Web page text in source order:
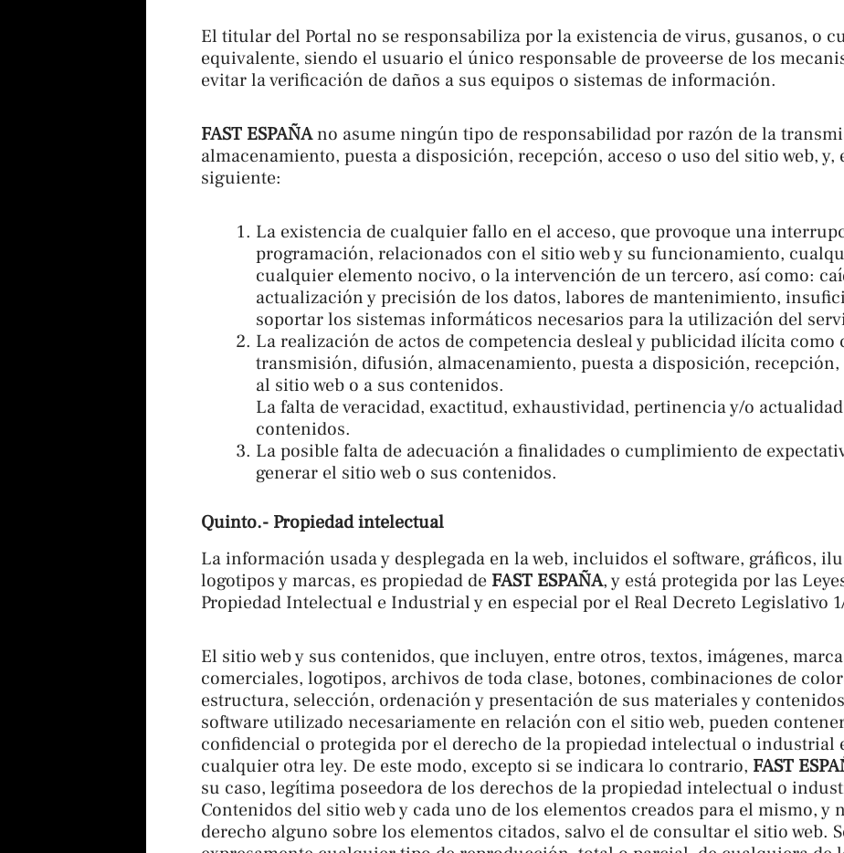
El titular del Portal no se responsabiliza por la existencia de virus, gusanos, o
equivalente, siendo el usuario el único responsable de proveerse de los
evitar la verificación de daños a sus equipos o sistemas de información.
FAST ESPAÑAno asume ningún tipo de responsabilidad por razón de la
almacenamiento, puesta a disposición, recepción, acceso o uso del sitio web,
siguiente:
La existencia de cualquier fallo en el acceso, que provoque una
programación, relacionados con el sitio web y su funcionamiento,
cualquier elemento nocivo, o la intervención de un tercero, así como:
actualización y precisión de los datos, labores de mantenimiento,
soportar los sistemas informáticos necesarios para la utilización del
La realización de actos de competencia desleal y publicidad ilícita como
transmisión, difusión, almacenamiento, puesta a disposición, recepción,
al sitio web o a sus contenidos.
La falta de veracidad, exactitud, exhaustividad, pertinencia y/o
contenidos.
La posible falta de adecuación a finalidades o cumplimiento de
generar el sitio web o sus contenidos.
Quinto.- Propiedad intelectual
La información usada y desplegada en la web, incluidos el software, gráficos,
logotipos y marcas, es propiedad de FAST ESPAÑA, y está protegida por las
Propiedad Intelectual e Industrial y en especial por el Real Decreto Legislativo
El sitio web y sus contenidos, que incluyen, entre otros, textos, imágenes,
comerciales, logotipos, archivos de toda clase, botones, combinaciones de
estructura, selección, ordenación y presentación de sus materiales y
software utilizado necesariamente en relación con el sitio web, pueden
confidencial o protegida por el derecho de la propiedad intelectual o industrial
cualquier otra ley. De este modo, excepto si se indicara lo contrario, FAST
su caso, legítima poseedora de los derechos de la propiedad intelectual o
Contenidos del sitio web y cada uno de los elementos creados para el mismo, y
derecho alguno sobre los elementos citados, salvo el de consultar el sitio web.